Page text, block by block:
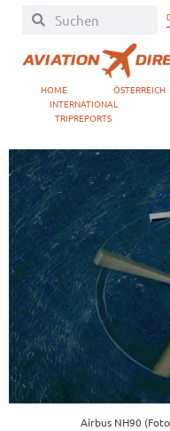
HOME ÖSTERREICH
INTERNATIONAL
TRIPREPORTS
Airbus NH90